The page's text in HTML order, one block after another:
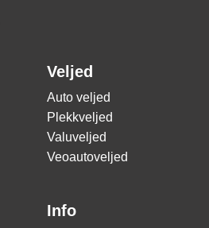
Veljed
Auto veljed
Plekkveljed
Valuveljed
Veoautoveljed
Info